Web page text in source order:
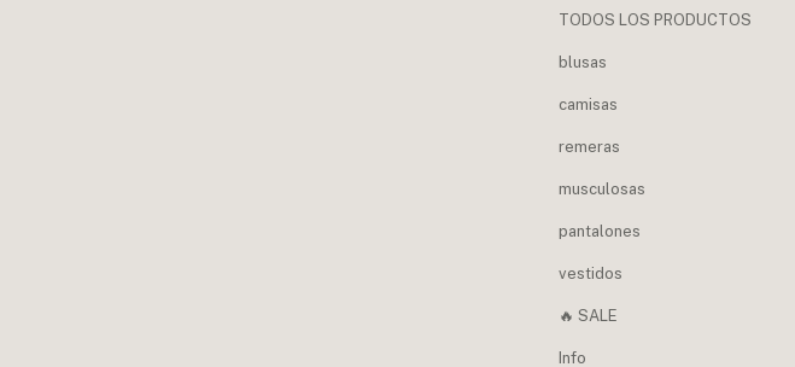
TODOS LOS PRODUCTOS
blusas
camisas
remeras
musculosas
pantalones
vestidos
🔥 SALE
Info